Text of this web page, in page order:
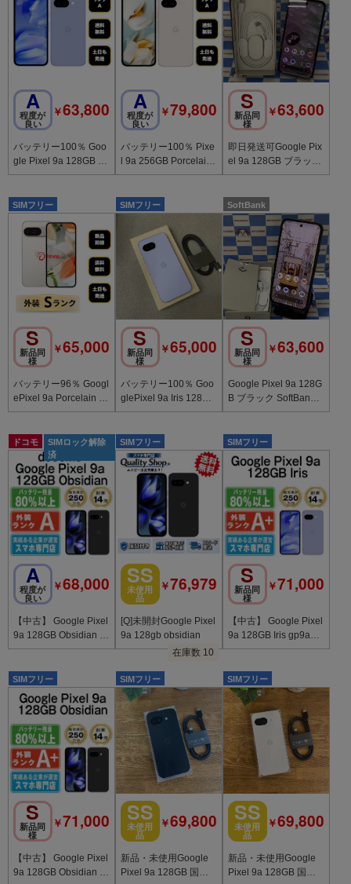
A
程度が
良い
￥63,800
バッテリー100％ Goo
gle Pixel 9a 128GB Iri
s 国内版 SIMフリー
A
程度が
良い
￥79,800
バッテリー100％ Pixe
l 9a 256GB Porcelain
国内版 SIMフリー送料
S
新品同
様
￥63,600
即日発送可Google Pix
el 9a 128GB ブラック
docomo版SIMフリー
SIMフリー
S
新品同
様
￥65,000
バッテリー96％ Googl
ePixel 9a Porcelain 1
28GB 国内版SIMフリ
SIMフリー
S
新品同
様
￥65,000
バッテリー100％ Goo
glePixel 9a Iris 128GB
国内版SIMフリー
SoftBank
S
新品同
様
￥63,600
Google Pixel 9a 128G
B ブラック SoftBank
版SIMフリー 新品同様
ドコモ
SIMロック解除
済
A
程度が
良い
￥68,000
【中古】 Google Pixel
9a 128GB Obsidian g
p9a1dbk8mtm
在庫数 10
SIMフリー
SS
未使用
品
￥76,979
[Q]未開封Google Pixel
9a 128gb obsidian
SIMフリー
S
新品同
様
￥71,000
【中古】 Google Pixel
9a 128GB Iris gp9a1fb
l9mtm
SIMフリー
S
新品同
様
￥71,000
【中古】 Google Pixel
9a 128GB Obsidian g
SIMフリー
SS
未使用
品
￥69,800
新品・未使用Google
Pixel 9a 128GB 国内
SIMフリー
SS
未使用
品
￥69,800
新品・未使用Google
Pixel 9a 128GB 国内